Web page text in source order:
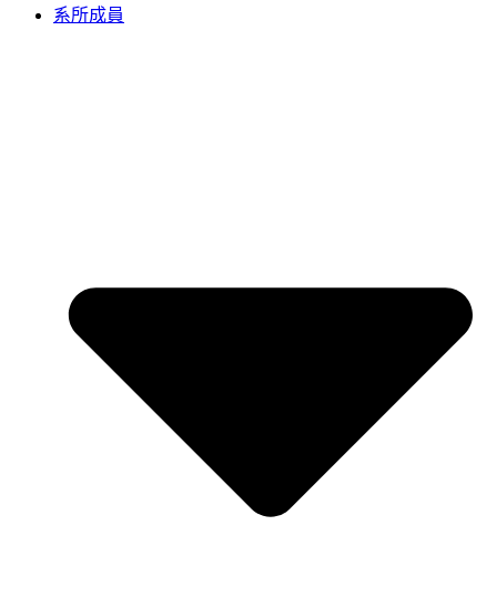
系所成員